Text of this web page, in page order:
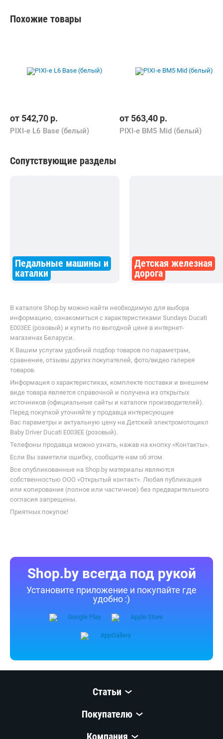
PIXI-e L6 Base (белый)
В каталоге Shop.by можно найти необходимую для выбора
информацию, ознакомиться с характеристиками Sundays Ducati
E003EE (розовый) и купить по выгодной цене в интернет-
магазинах Беларуси.
К Вашим услугам удобный подбор товаров по параметрам,
сравнение, отзывы других покупателей, фото/видео галерея
товаров.
Информация о характеристиках, комплекте поставки и внешнем
виде товара является справочной и получена из открытых
источников (официальные сайты и каталоги производителей).
Перед покупкой уточняйте у продавца интересующие
Вас параметры и актуальную цену на Детский электромотоцикл
Baby Driver Ducati E003EE (розовый).
Телефоны продавца можно узнать, нажав на кнопку «Контакты».
Если Вы заметили ошибку, сообщите нам об этом.
Все опубликованные на Shop.by материалы являются
собственностью ООО «Открытый контакт». Любая публикация
или копирование (полное или частичное) без предварительного
Shop.by всегда под рукой
Установите приложение и покупайте где
удобно :)
Статьи